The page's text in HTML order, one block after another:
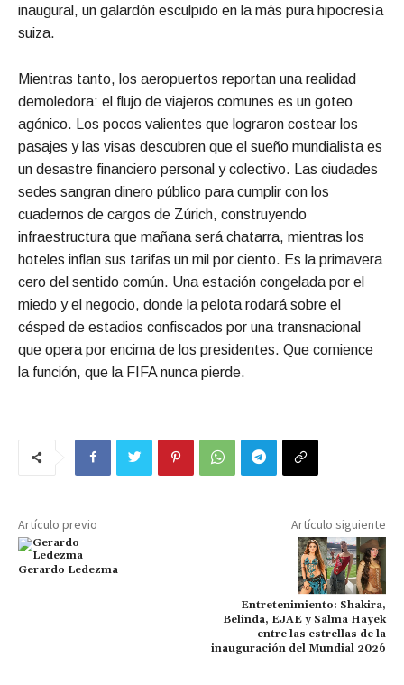
inaugural, un galardón esculpido en la más pura hipocresía
suiza.
Mientras tanto, los aeropuertos reportan una realidad
demoledora: el flujo de viajeros comunes es un goteo
agónico. Los pocos valientes que lograron costear los
pasajes y las visas descubren que el sueño mundialista es
un desastre financiero personal y colectivo. Las ciudades
sedes sangran dinero público para cumplir con los
cuadernos de cargos de Zúrich, construyendo
infraestructura que mañana será chatarra, mientras los
hoteles inflan sus tarifas un mil por ciento. Es la primavera
cero del sentido común. Una estación congelada por el
miedo y el negocio, donde la pelota rodará sobre el
césped de estadios confiscados por una transnacional
que opera por encima de los presidentes. Que comience
la función, que la FIFA nunca pierde.
Artículo previo
Gerardo Ledezma
Artículo siguiente
Entretenimiento: Shakira,
Belinda, EJAE y Salma Hayek
entre las estrellas de la
inauguración del Mundial 2026